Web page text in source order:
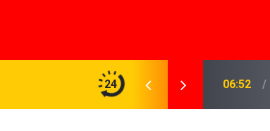
24
Gerekenler: Telegram Gruplarında Daha
04:43